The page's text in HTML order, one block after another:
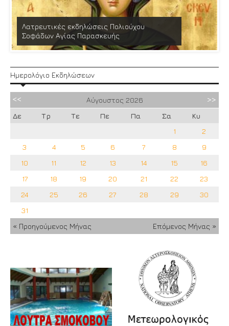
Λατρευτικές εκδηλώσεις Πολιούχου
Σοφάδων Αγίας Παρασκευής
Ημερολόγιο Εκδηλώσεων
Αύγουστος 2026
Δε
Τρ Τε Πε Πα Σα
Κυ
1
2
3
4 5 6 7 8
9
10
11 12 13 14 15
16
17
18 19 20 21 22
23
24
25 26 27 28 29
30
31
« Προηγούμενος Μήνας
Επόμενος Μήνας »